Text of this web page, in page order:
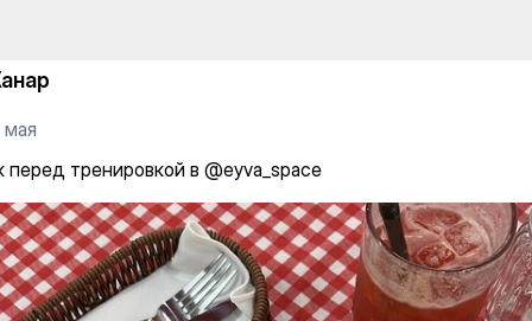
мая
перед тренировкой в @eyva_space